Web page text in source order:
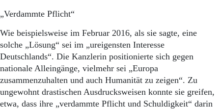
„Verdammte Pflicht“
Wie beispielsweise im Februar 2016, als sie sagte, eine
solche „Lösung“ sei im „ureigensten Interesse
Deutschlands“. Die Kanzlerin positionierte sich gegen
nationale Alleingänge, vielmehr sei „Europa
zusammenzuhalten und auch Humanität zu zeigen“. Zu
ungewohnt drastischen Ausdrucksweisen konnte sie greifen,
etwa, dass ihre „verdammte Pflicht und Schuldigkeit“ darin